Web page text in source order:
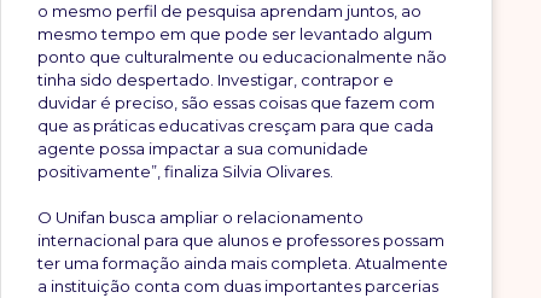
o mesmo perfil de pesquisa aprendam juntos, ao
mesmo tempo em que pode ser levantado algum
ponto que culturalmente ou educacionalmente não
tinha sido despertado. Investigar, contrapor e
duvidar é preciso, são essas coisas que fazem com
que as práticas educativas cresçam para que cada
agente possa impactar a sua comunidade
positivamente”, finaliza Silvia Olivares.
O Unifan busca ampliar o relacionamento
internacional para que alunos e professores possam
ter uma formação ainda mais completa. Atualmente
a instituição conta com duas importantes parcerias